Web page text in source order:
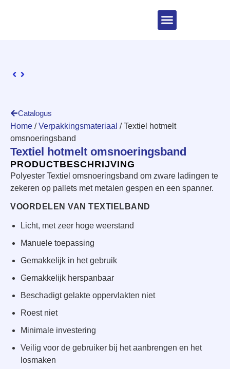
Catalogus
Home /Verpakkingsmateriaal / Textiel hotmelt
omsnoeringsband
Textiel hotmelt omsnoeringsband
PRODUCTBESCHRIJVING
Polyester Textiel omsnoeringsband om zware ladingen te
zekeren op pallets met metalen gespen en een spanner.
VOORDELEN VAN TEXTIELBAND
Licht, met zeer hoge weerstand
Manuele toepassing
Gemakkelijk in het gebruik
Gemakkelijk herspanbaar
Beschadigt gelakte oppervlakten niet
Roest niet
Minimale investering
Veilig voor de gebruiker bij het aanbrengen en het
losmaken